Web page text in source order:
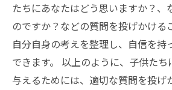
たちにあなたはどう思いますか？、
のですか？などの質問を投げかける
自分自身の考えを整理し、自信を持
できます。 以上のように、子供たち
与えるためには、適切な質問を投げ